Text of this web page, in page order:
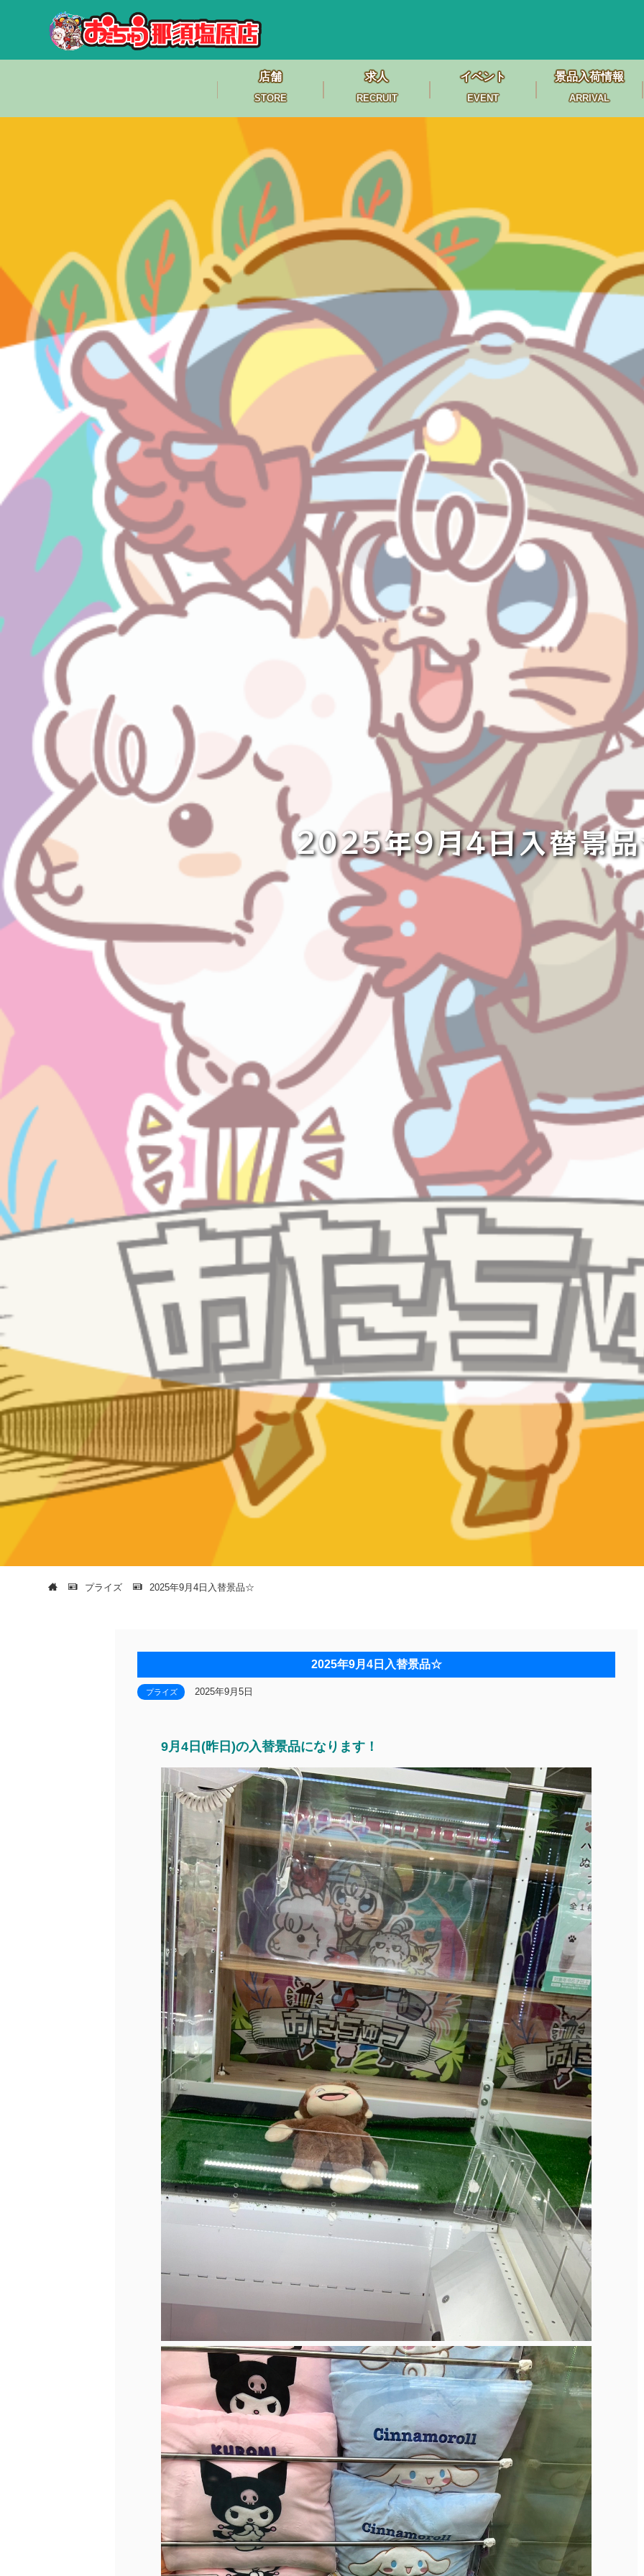
店舗
STORE
求人
RECRUIT
イベント
EVENT
景品入荷情報
ARRIVAL
2025年9月4日入替景
プライズ 2025年9月4日入替景品☆
2025年9月4日入替景品☆
プライズ 2025年9月5日
9月4日(昨日)の入替景品になります！